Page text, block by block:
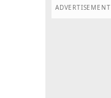
ADVERTISEMENT